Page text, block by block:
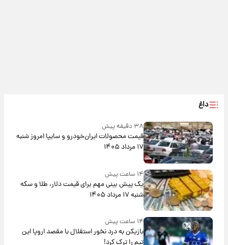
داغ
۳۸ دقیقه پیش
قیمت محصولات ایران‌خودرو و سایپا امروز شنبه
۱۷ مرداد ۱۴۰۵
۱۴ ساعت پیش
یک پیش ‌بینی مهم برای قیمت دلار، طلا و سکه
شنبه ۱۷ مرداد ۱۴۰۵
۱۴ ساعت پیش
بازیکن به درد نخور استقلال با مقصد اروپا این
تیم را ترک کرد!